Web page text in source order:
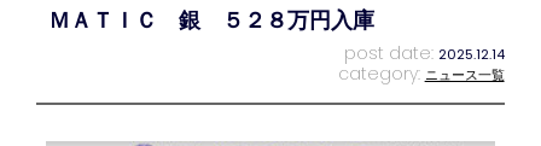
プライバシーポリシー スタッフblog
ＭＡＴＩＣ 銀 ５２８万円入庫
post date: 2025.12.14
category: ニュース一覧